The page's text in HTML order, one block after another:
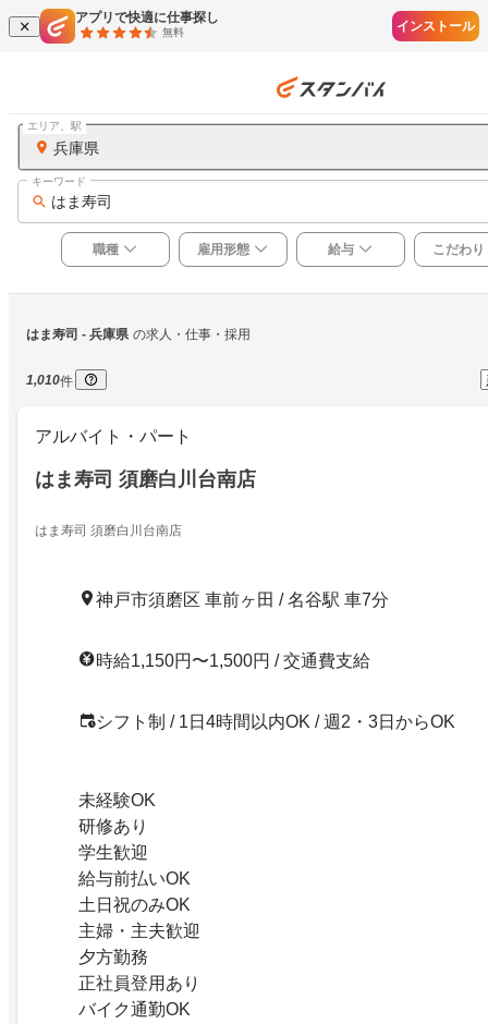
アプリで快適に仕事探し
無料 インストール
兵庫県
エリア、駅
はま寿司
キーワード
職種 雇用形態 給与 こだわり
はま寿司 - 兵庫県 の求人・仕事・採用
1,010件
アルバイト・パート
はま寿司 須磨白川台南店
はま寿司 須磨白川台南店
神戸市須磨区 車前ヶ田 / 名谷駅 車7分
時給1,150円〜1,500円 / 交通費支給
シフト制 / 1日4時間以内OK / 週2・3日からOK
未経験OK
研修あり
学生歓迎
給与前払いOK
土日祝のみOK
主婦・主夫歓迎
夕方勤務
正社員登用あり
バイク通勤OK